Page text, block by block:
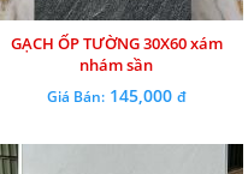
GẠCH ỐP TƯỜNG 30X60 xám
nhám sần
Giá Bán:145,000 đ